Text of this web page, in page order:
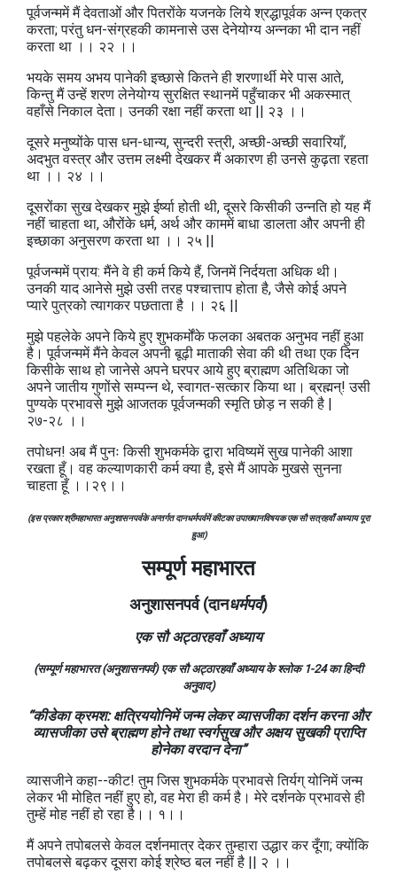
पूर्वजन्ममें मैं देवताओं और पितरोंके यजनके लिये श्रद्धापूर्वक अन्न एकत्र
करता; परंतु धन-संग्रहकी कामनासे उस देनेयोग्य अन्नका भी दान नहीं
करता था ।। २२ ।।
भयके समय अभय पानेकी इच्छासे कितने ही शरणार्थी मेरे पास आते,
किन्तु मैं उन्हें शरण लेनेयोग्य सुरक्षित स्थानमें पहुँचाकर भी अकस्मात्‌
वहाँसे निकाल देता। उनकी रक्षा नहीं करता था || २३ ।।
दूसरे मनुष्योंके पास धन-धान्य, सुन्दरी स्त्री, अच्छी-अच्छी सवारियाँ,
अदभुत वस्त्र और उत्तम लक्ष्मी देखकर मैं अकारण ही उनसे कुढ़ता रहता
था ।। २४ ।।
दूसरोंका सुख देखकर मुझे ईर्ष्या होती थी, दूसरे किसीकी उन्नति हो यह मैं
नहीं चाहता था, औरोंके धर्म, अर्थ और काममें बाधा डालता और अपनी ही
इच्छाका अनुसरण करता था ।। २५ ||
पूर्वजन्ममें प्राय: मैंने वे ही कर्म किये हैं, जिनमें निर्दयता अधिक थी।
उनकी याद आनेसे मुझे उसी तरह पश्चात्ताप होता है, जैसे कोई अपने
प्यारे पुत्रको त्यागकर पछताता है ।। २६ ||
मुझे पहलेके अपने किये हुए शुभकर्मोंके फलका अबतक अनुभव नहीं हुआ
है। पूर्वजन्ममें मैंने केवल अपनी बूढ़ी माताकी सेवा की थी तथा एक दिन
किसीके साथ हो जानेसे अपने घरपर आये हुए ब्राह्मण अतिथिका जो
अपने जातीय गुणोंसे सम्पन्न थे, स्वागत-सत्कार किया था। ब्रह्मन्‌! उसी
पुण्यके प्रभावसे मुझे आजतक पूर्वजन्मकी स्मृति छोड़ न सकी है |
२७-२८ ।।
तपोधन! अब मैं पुनः किसी शुभकर्मके द्वारा भविष्यमें सुख पानेकी आशा
रखता हूँ। वह कल्याणकारी कर्म क्या है, इसे मैं आपके मुखसे सुनना
चाहता हूँ ।।२९।।
(इस प्रकार श्रीमहाभारत अनुशासनपर्वके अन्तर्गत दानधर्मपर्वमें कीटका उपाख्यानविषयक एक सौ सत्रहवाँ अध्याय पूरा
हुआ)
सम्पूर्ण महाभारत
अनुशासनपर्व (दानधर्मपर्व)
एक सौ अट्ठारहवाँ अध्याय
(सम्पूर्ण महाभारत (अनुशासनपर्व) एक सौ अट्ठारहवाँ अध्याय के श्लोक 1-24का हिन्दी
अनुवाद)
“कीडेका क्रमश: क्षत्रिययोनिमें जन्म लेकर व्यासजीका दर्शन करना और
व्यासजीका उसे ब्राह्मण होने तथा स्वर्गसुख और अक्षय सुखकी प्राप्ति
होनेका वरदान देना”
व्यासजीने कहा--कीट! तुम जिस शुभकर्मके प्रभावसे तिर्यग्‌ योनिमें जन्म
लेकर भी मोहित नहीं हुए हो, वह मेरा ही कर्म है। मेरे दर्शनके प्रभावसे ही
तुम्हें मोह नहीं हो रहा है।। १।।
मैं अपने तपोबलसे केवल दर्शनमात्र देकर तुम्हारा उद्धार कर दूँगा; क्योंकि
तपोबलसे बढ़कर दूसरा कोई श्रेष्ठ बल नहीं है || २ ।।